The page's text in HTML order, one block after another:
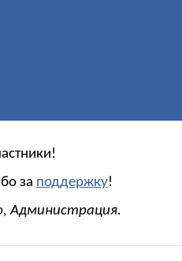
за поддержку!
Администрация.